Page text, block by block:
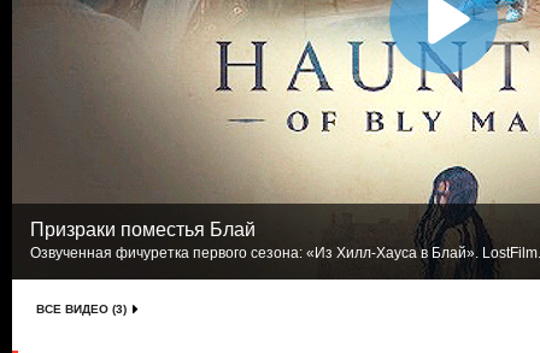
Призраки поместья Блай
Озвученная фичуретка первого сезона: «Из Хилл-Хауса в Блай».
ВСЕ ВИДЕО (3)